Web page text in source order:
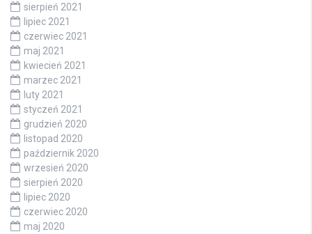
sierpień 2021
lipiec 2021
czerwiec 2021
maj 2021
kwiecień 2021
marzec 2021
luty 2021
styczeń 2021
grudzień 2020
listopad 2020
październik 2020
wrzesień 2020
sierpień 2020
lipiec 2020
czerwiec 2020
maj 2020